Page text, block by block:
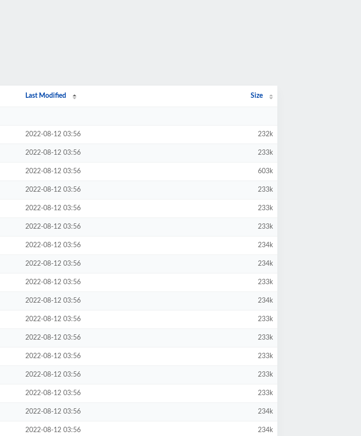
Last Modified Size
2022-08-12 03:56 232k
2022-08-12 03:56 233k
2022-08-12 03:56 603k
2022-08-12 03:56 233k
2022-08-12 03:56 233k
2022-08-12 03:56 233k
2022-08-12 03:56 234k
2022-08-12 03:56 234k
2022-08-12 03:56 233k
2022-08-12 03:56 234k
2022-08-12 03:56 233k
2022-08-12 03:56 233k
2022-08-12 03:56 233k
2022-08-12 03:56 233k
2022-08-12 03:56 233k
2022-08-12 03:56 234k
2022-08-12 03:56 234k